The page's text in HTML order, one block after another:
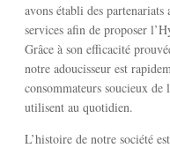
avons établi des partenariats
services afin de proposer
Grâce à son efficacité
notre adoucisseur est
consommateurs soucieux
utilisent au quotidien.
L’histoire de notre société